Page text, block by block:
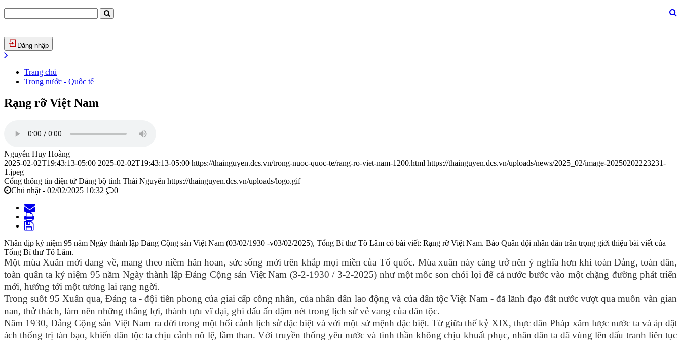
Đăng nhập
Trang chủ
Trong nước - Quốc tế
Rạng rỡ Việt Nam
Nguyễn Huy Hoàng
2025-02-02T19:43:13-05:00 2025-02-02T19:43:13-05:00 https://thainguyen.dcs.vn/trong-nuoc-quoc-te/rang-ro-viet-nam-1200.html https://thainguyen.dcs.vn/uploads/news/2025_02/image-20250202223231-
1.jpeg
Cổng thông tin điện tử Đảng bộ tỉnh Thái Nguyên https://thainguyen.dcs.vn/uploads/logo.gif
Chủ nhật - 02/02/2025 10:32
0
Nhân dịp kỷ niệm 95 năm Ngày thành lập Đảng Cộng sản Việt Nam (03/02/1930 -v03/02/2025), Tổng Bí thư Tô Lâm có bài viết: Rạng rỡ Việt Nam. Báo Quân đội nhân dân trân trọng giới thiệu bài viết của
Tổng Bí thư Tô Lâm.
Một mùa Xuân mới đang về, mang theo niềm hân hoan, sức sống mới trên khắp mọi miền của Tổ quốc. Mùa xuân này càng trở nên ý nghĩa hơn khi toàn Đảng, toàn dân,
toàn quân ta kỷ niệm 95 năm Ngày thành lập Đảng Cộng sản Việt Nam (3-2-1930 / 3-2-2025) như một mốc son chói lọi để cả nước bước vào một chặng đường phát triển
mới, hướng tới một tương lai rạng ngời.
Trong suốt 95 Xuân qua, Đảng ta - đội tiên phong của giai cấp công nhân, của nhân dân lao động và của dân tộc Việt Nam - đã lãnh đạo đất nước vượt qua muôn vàn gian
nan, thử thách, làm nên những thắng lợi, thành tựu vĩ đại, ghi dấu ấn đậm nét trong lịch sử vẻ vang của dân tộc.
Năm 1930, Đảng Cộng sản Việt Nam ra đời trong một bối cảnh lịch sử đặc biệt và với một sứ mệnh đặc biệt. Từ giữa thế kỷ XIX, thực dân Pháp xâm lược nước ta và áp đặt
ách thống trị tàn bạo, khiến dân tộc ta chịu cảnh nô lệ, lầm than. Với truyền thống yêu nước và tinh thần không chịu khuất phục, nhân dân ta đã vùng lên đấu tranh liên tục